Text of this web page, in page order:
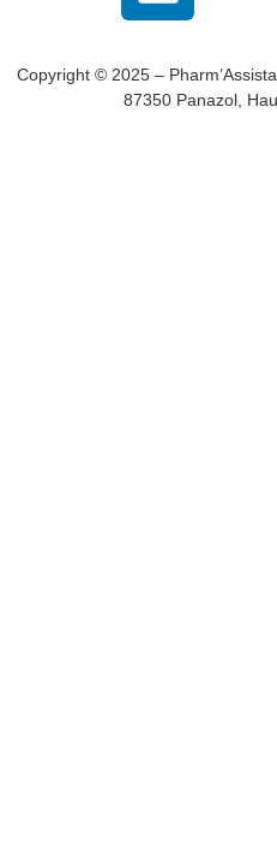
Copyright © 2025 –
87350 Panazol,